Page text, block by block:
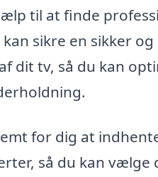
til at finde
sikre en sikker
dit tv, så du kan
for dig at
så du kan vælge